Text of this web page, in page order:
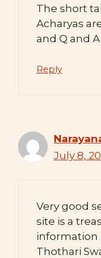
The short
Acharyas
and Q and
Reply
July 8,
Very good
site is a
information
Thothari